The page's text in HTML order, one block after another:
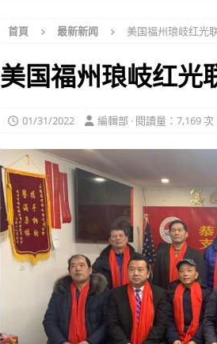
首頁 最新新闻 美国福州琅岐红光
美国福州琅岐红光
01/31/2022 編輯部 · 閱讀量：7,169 次